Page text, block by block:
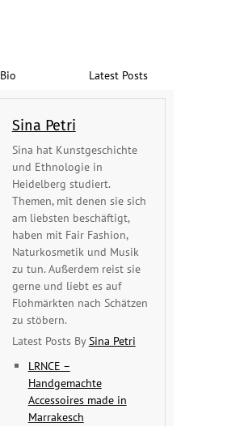
Bio Latest Posts
Sina Petri
Sina hat Kunstgeschichte
und Ethnologie in
Heidelberg studiert.
Themen, mit denen sie sich
am liebsten beschäftigt,
haben mit Fair Fashion,
Naturkosmetik und Musik
zu tun. Außerdem reist sie
gerne und liebt es auf
Flohmärkten nach Schätzen
zu stöbern.
Latest Posts BySina Petri
LRNCE –
Handgemachte
Accessoires made in
Marrakesch